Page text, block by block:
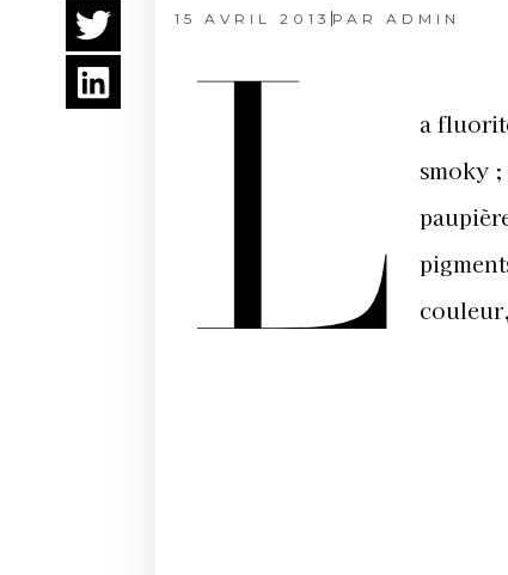
15 AVRIL 2013 PAR ADMIN
L
a
smoky ;